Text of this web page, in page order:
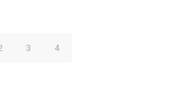
3 4